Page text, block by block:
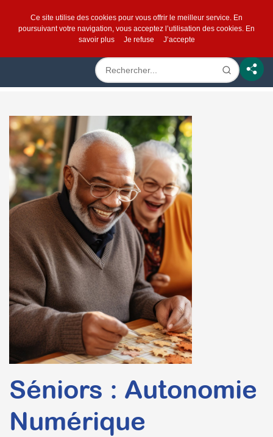
Séniors : Autonomie
Numérique
Ce site utilise des cookies pour vous offrir le meilleur service. En
poursuivant votre navigation, vous acceptez l’utilisation des cookies. En
savoir plus
Je refuse J’accepte